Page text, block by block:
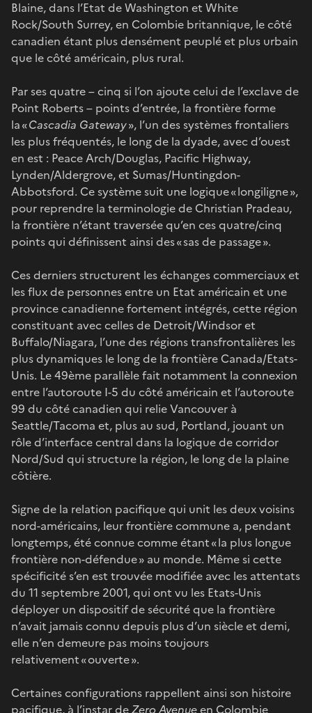
Blaine, dans l’Etat de Washington et White
Rock/South Surrey, en Colombie britannique, le côté
canadien étant plus densément peuplé et plus urbain
que le côté américain, plus rural.
Par ses quatre – cinq si l’on ajoute celui de l’exclave de
Point Roberts – points d’entrée, la frontière forme
la «Cascadia Gateway», l’un des systèmes frontaliers
les plus fréquentés, le long de la dyade, avec d’ouest
en est : Peace Arch/Douglas, Pacific Highway,
Lynden/Aldergrove, et Sumas/Huntingdon-
Abbotsford. Ce système suit une logique « longiligne »,
pour reprendre la terminologie de Christian Pradeau,
la frontière n’étant traversée qu’en ces quatre/cinq
points qui définissent ainsi des « sas de passage ».
Ces derniers structurent les échanges commerciaux et
les flux de personnes entre un Etat américain et une
province canadienne fortement intégrés, cette région
constituant avec celles de Detroit/Windsor et
Buffalo/Niagara, l’une des régions transfrontalières les
plus dynamiques le long de la frontière Canada/Etats-
Unis. Le 49ème parallèle fait notamment la connexion
entre l’autoroute I-5 du côté américain et l’autoroute
99 du côté canadien qui relie Vancouver à
Seattle/Tacoma et, plus au sud, Portland, jouant un
rôle d’interface central dans la logique de corridor
Nord/Sud qui structure la région, le long de la plaine
côtière.
Signe de la relation pacifique qui unit les deux voisins
nord-américains, leur frontière commune a, pendant
longtemps, été connue comme étant « la plus longue
frontière non-défendue » au monde. Même si cette
spécificité s’en est trouvée modifiée avec les attentats
du 11 septembre 2001, qui ont vu les Etats-Unis
déployer un dispositif de sécurité que la frontière
n’avait jamais connu depuis plus d’un siècle et demi,
elle n’en demeure pas moins toujours
relativement « ouverte ».
Certaines configurations rappellent ainsi son histoire
pacifique, à l’instar deZero Avenueen Colombie